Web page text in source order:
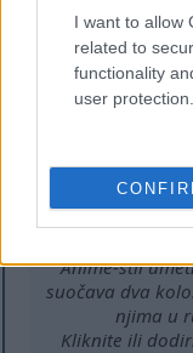
I want to allow
related to
functionality
user protection.
Anime-stil
suočava dva
njima u
Kliknite ili